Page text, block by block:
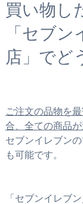
買い物し
「セブン
店」でど
ご注文の品物を
合、全ての商品が
セブンイレブン
も可能です。
「セブンイレブ